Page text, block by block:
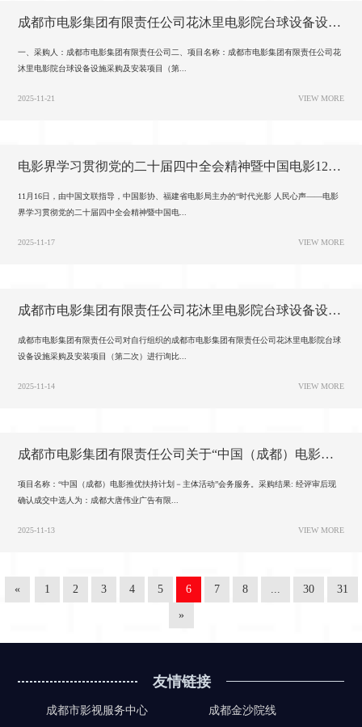
成都市电影集团有限责任公司花沐里电影院台球设备设施采购及安装项目（第二次）询比结果公告
一、采购人：成都市电影集团有限责任公司二、项目名称：成都市电影集团有限责任公司花
沐里电影院台球设备设施采购及安装项目（第...
2025-11-21 VIEW MORE
电影界学习贯彻党的二十届四中全会精神暨中国电影120周年座谈会在厦门召开
11月16日，由中国文联指导，中国影协、福建省电影局主办的“时代光影 人民心声——电影
界学习贯彻党的二十届四中全会精神暨中国电...
2025-11-17 VIEW MORE
成都市电影集团有限责任公司花沐里电影院台球设备设施采购及安装项目(第二次)询比邀请
成都市电影集团有限责任公司对自行组织的成都市电影集团有限责任公司花沐里电影院台球
设备设施采购及安装项目（第二次）进行询比...
2025-11-14 VIEW MORE
成都市电影集团有限责任公司关于“中国（成都）电影推优扶持计划”主体活动会务服务的询价结果公告
项目名称：“中国（成都）电影推优扶持计划－主体活动”会务服务。采购结果: 经评审后现
确认成交中选人为：成都大唐伟业广告有限...
2025-11-13 VIEW MORE
« 1 2 3 4 5 6 7 8 30 31
»
友情链接
成都市影视服务中心 成都金沙院线